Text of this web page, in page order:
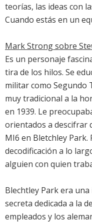
teorías, las ideas con
Cuando estás en un
Mark Strong sobre
Es un personaje
tira de los hilos. Se
militar como Segundo
muy tradicional a la
en 1939. Le
orientados a descifrar
MI6 en Bletchley Park.
decodificación a lo
alguien con quien
Blechtley Park era
secreta dedicada a la
empleados y los